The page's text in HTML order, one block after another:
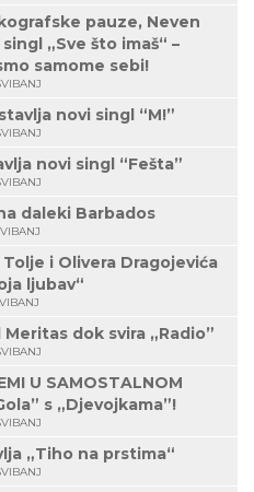
pauze, Neven
„Sve što imaš“ –
samome sebi!
novi singl “M!”
novi singl “Fešta”
daleki Barbados
i Olivera Dragojevića
ljubav“
dok svira „Radio”
U SAMOSTALNOM
s „Djevojkama”!
„Tiho na prstima“